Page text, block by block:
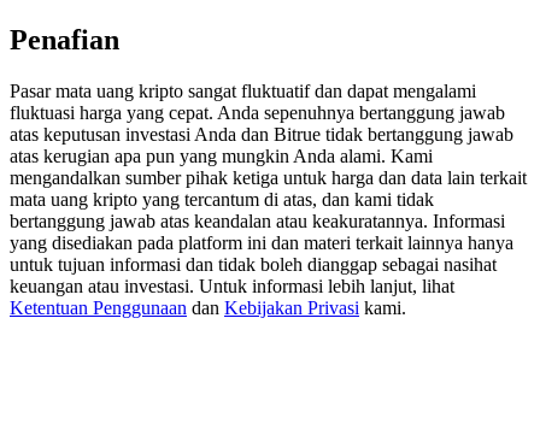
Register & Trade to Win 500,000 USDT
Precious Metals Trading Carnival
Trade Gold & Silver · 33,333 USDT Bonus
USDT New User Exclusive 10% APR
Penafian
Pasar mata uang kripto sangat fluktuatif dan dapat mengalami
fluktuasi harga yang cepat. Anda sepenuhnya bertanggung jawab
atas keputusan investasi Anda dan Bitrue tidak bertanggung jawab
atas kerugian apa pun yang mungkin Anda alami. Kami
mengandalkan sumber pihak ketiga untuk harga dan data lain terkait
mata uang kripto yang tercantum di atas, dan kami tidak
bertanggung jawab atas keandalan atau keakuratannya. Informasi
yang disediakan pada platform ini dan materi terkait lainnya hanya
untuk tujuan informasi dan tidak boleh dianggap sebagai nasihat
keuangan atau investasi. Untuk informasi lebih lanjut, lihat
Ketentuan Penggunaan dan Kebijakan Privasi kami.